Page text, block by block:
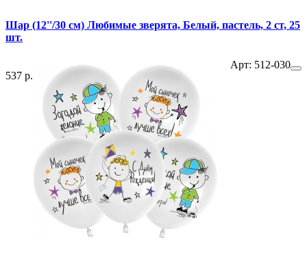
Шар (12''/30 см) Любимые зверята, Белый, пастель, 2 ст, 25
шт.
537 р.
Арт: 512-030